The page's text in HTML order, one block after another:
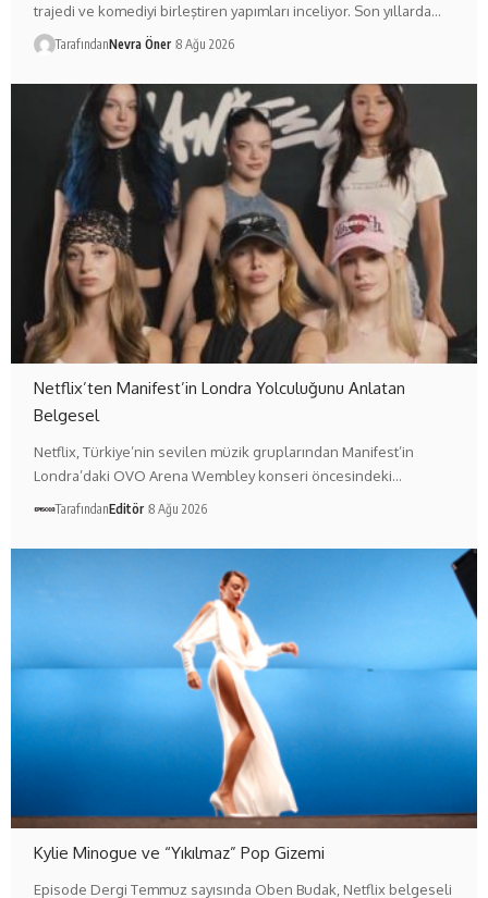
trajedi ve komediyi birleştiren yapımları inceliyor. Son yıllarda…
TarafındanNevra Öner 8 Ağu 2026
Netflix’ten Manifest’in Londra Yolculuğunu Anlatan
Belgesel
Netflix, Türkiye’nin sevilen müzik gruplarından Manifest’in
Londra’daki OVO Arena Wembley konseri öncesindeki…
TarafındanEditör 8 Ağu 2026
Kylie Minogue ve “Yıkılmaz” Pop Gizemi
Episode Dergi Temmuz sayısında Oben Budak, Netflix belgeseli